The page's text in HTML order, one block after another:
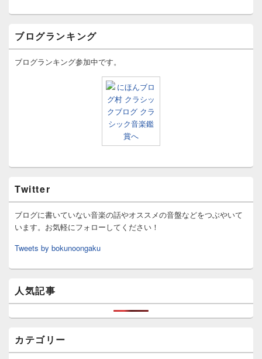
ブログランキング
ブログランキング参加中です。
Twitter
ブログに書いていない音楽の話やオススメの音盤などをつぶやいて
います。お気軽にフォローしてください！
Tweets by bokunoongaku
人気記事
カテゴリー